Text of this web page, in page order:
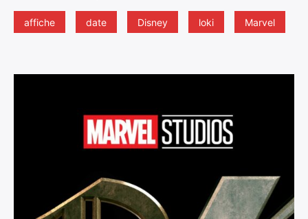
affiche date Disney loki Marvel